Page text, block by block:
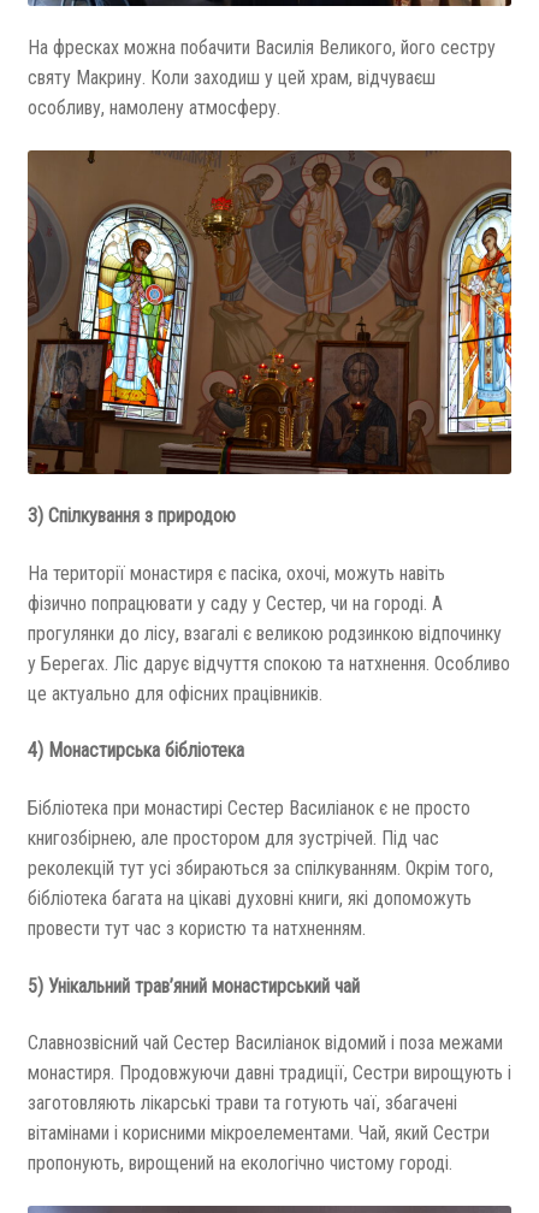
На фресках можна побачити Василія Великого, його сестру
святу Макрину. Коли заходиш у цей храм, відчуваєш
особливу, намолену атмосферу.
3) Спілкування з природою
На території монастиря є пасіка, охочі, можуть навіть
фізично попрацювати у саду у Сестер, чи на городі. А
прогулянки до лісу, взагалі є великою родзинкою відпочинку
у Берегах. Ліс дарує відчуття спокою та натхнення. Особливо
це актуально для офісних працівників.
4) Монастирська бібліотека
Бібліотека при монастирі Сестер Василіанок є не просто
книгозбірнею, але простором для зустрічей. Під час
реколекцій тут усі збираються за спілкуванням. Окрім того,
бібліотека багата на цікаві духовні книги, які допоможуть
провести тут час з користю та натхненням.
5) Унікальний трав’яний монастирський чай
Славнозвісний чай Сестер Василіанок відомий і поза межами
монастиря. Продовжуючи давні традиції, Сестри вирощують і
заготовляють лікарські трави та готують чаї, збагачені
вітамінами і корисними мікроелементами. Чай, який Сестри
пропонують, вирощений на екологічно чистому городі.